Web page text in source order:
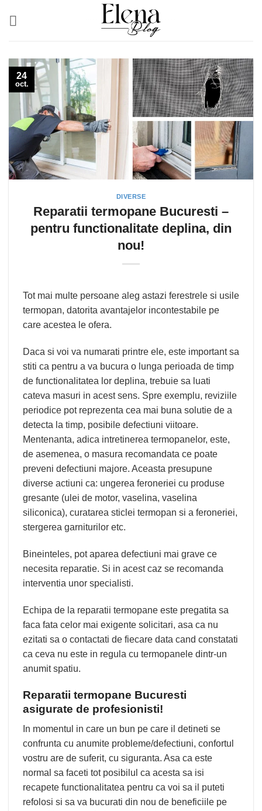
24
oct.
DIVERSE
Reparatii termopane Bucuresti –
pentru functionalitate deplina, din
nou!
Tot mai multe persoane aleg astazi ferestrele si usile
termopan, datorita avantajelor incontestabile pe
care acestea le ofera.
Daca si voi va numarati printre ele, este important sa
stiti ca pentru a va bucura o lunga perioada de timp
de functionalitatea lor deplina, trebuie sa luati
cateva masuri in acest sens. Spre exemplu, reviziile
periodice pot reprezenta cea mai buna solutie de a
detecta la timp, posibile defectiuni viitoare.
Mentenanta, adica intretinerea termopanelor, este,
de asemenea, o masura recomandata ce poate
preveni defectiuni majore. Aceasta presupune
diverse actiuni ca: ungerea feroneriei cu produse
gresante (ulei de motor, vaselina, vaselina
siliconica), curatarea sticlei termopan si a feroneriei,
stergerea garniturilor etc.
Bineinteles, pot aparea defectiuni mai grave ce
necesita reparatie. Si in acest caz se recomanda
interventia unor specialisti.
Echipa de la reparatii termopane este pregatita sa
faca fata celor mai exigente solicitari, asa ca nu
ezitati sa o contactati de fiecare data cand constatati
ca ceva nu este in regula cu termopanele dintr-un
anumit spatiu.
Reparatii termopane Bucuresti
asigurate de profesionisti!
In momentul in care un bun pe care il detineti se
confrunta cu anumite probleme/defectiuni, confortul
vostru are de suferit, cu siguranta. Asa ca este
normal sa faceti tot posibilul ca acesta sa isi
recapete functionalitatea pentru ca voi sa il puteti
refolosi si sa va bucurati din nou de beneficiile pe